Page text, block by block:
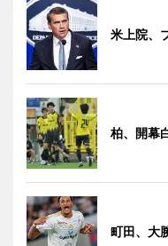
米上院、
柏、開幕
町田、大